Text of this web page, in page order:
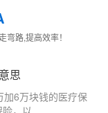
路,提高效率！
思
加6万块钱的医疗保
，以...